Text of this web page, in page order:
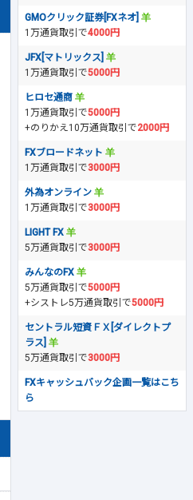
GMOクリック証券[FXネオ]
1万通貨取引で4000円
JFX[マトリックス]
1万通貨取引で5000円
ヒロセ通商
1万通貨取引で5000円
+のりかえ10万通貨取引で2000円
FXブロードネット
1万通貨取引で3000円
外為オンライン
1万通貨取引で3000円
LIGHT FX
5万通貨取引で3000円
みんなのFX
5万通貨取引で5000円
+シストレ5万通貨取引で5000円
セントラル短資ＦＸ[ダイレクトプ
ラス]
5万通貨取引で3000円
FXキャッシュバック企画一覧はこち
ら